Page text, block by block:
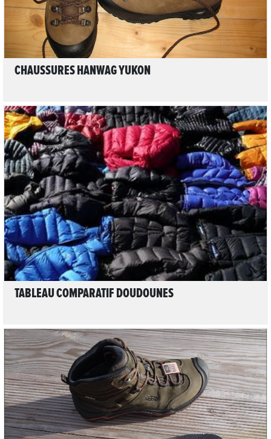
CHAUSSURES HANWAG YUKON
2
LIRE L'ARTICLE
TABLEAU COMPARATIF DOUDOUNES
LIRE L'ARTICLE